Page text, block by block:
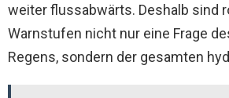
weiter flussabwärts. Deshalb sind
Warnstufen nicht nur eine Frage
Regens, sondern der gesamten